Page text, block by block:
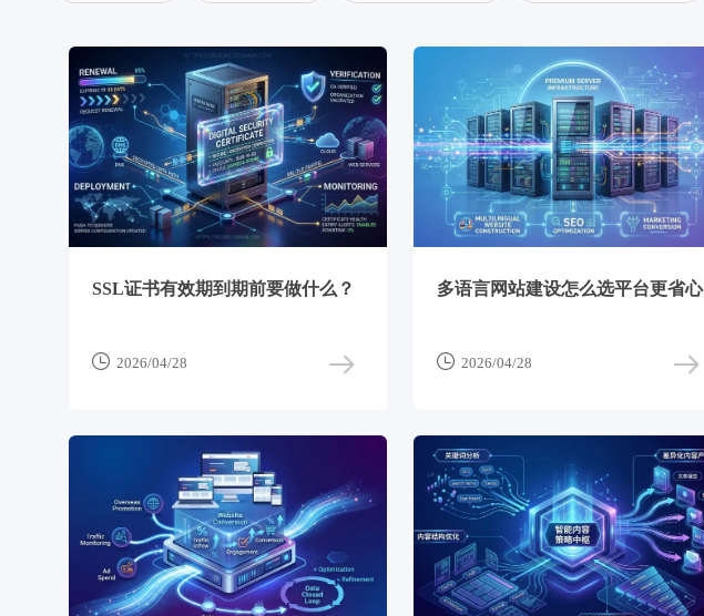
SSL证书有效期到期前要做什么？
 2026/04/28
多语言网站建设怎么选平台更省心
 2026/04/28